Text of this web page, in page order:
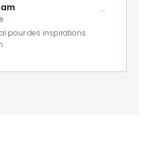
pour des inspirations
→